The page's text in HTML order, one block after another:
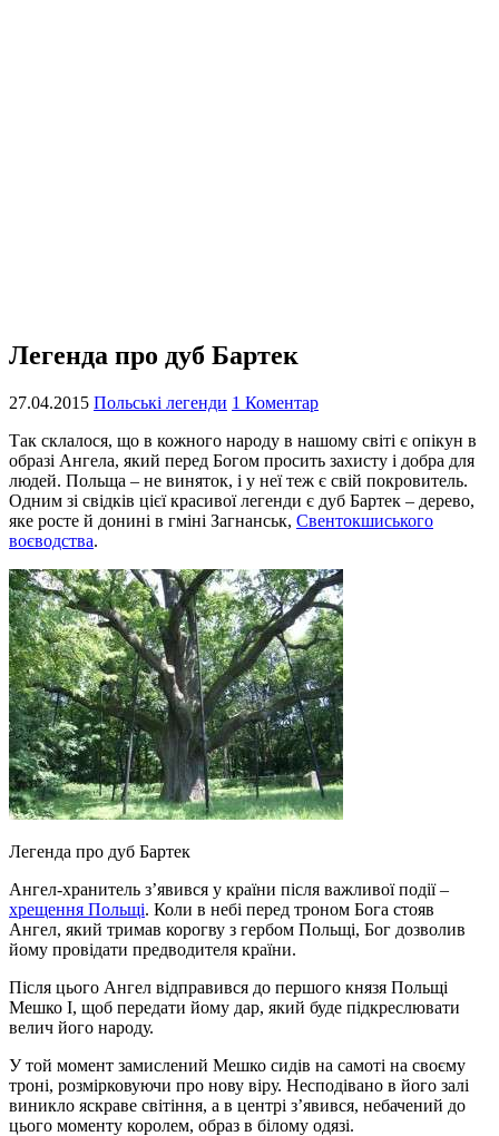
Легенда про дуб Бартек
27.04.2015 Польські легенди 1 Коментар
Так склалося, що в кожного народу в нашому світі є опікун в
образі Ангела, який перед Богом просить захисту і добра для
людей. Польща – не виняток, і у неї теж є свій покровитель.
Одним зі свідків цієї красивої легенди є дуб Бартек – дерево,
яке росте й донині в гміні Загнанськ, Свентокшиського
воєводства.
Легенда про дуб Бартек
Ангел-хранитель з’явився у країни після важливої події –
хрещення Польщі. Коли в небі перед троном Бога стояв
Ангел, який тримав корогву з гербом Польщі, Бог дозволив
йому провідати предводителя країни.
Після цього Ангел відправився до першого князя Польщі
Мешко I, щоб передати йому дар, який буде підкреслювати
велич його народу.
У той момент замислений Мешко сидів на самоті на своєму
троні, розмірковуючи про нову віру. Несподівано в його залі
виникло яскраве світіння, а в центрі з’явився, небачений до
цього моменту королем, образ в білому одязі.